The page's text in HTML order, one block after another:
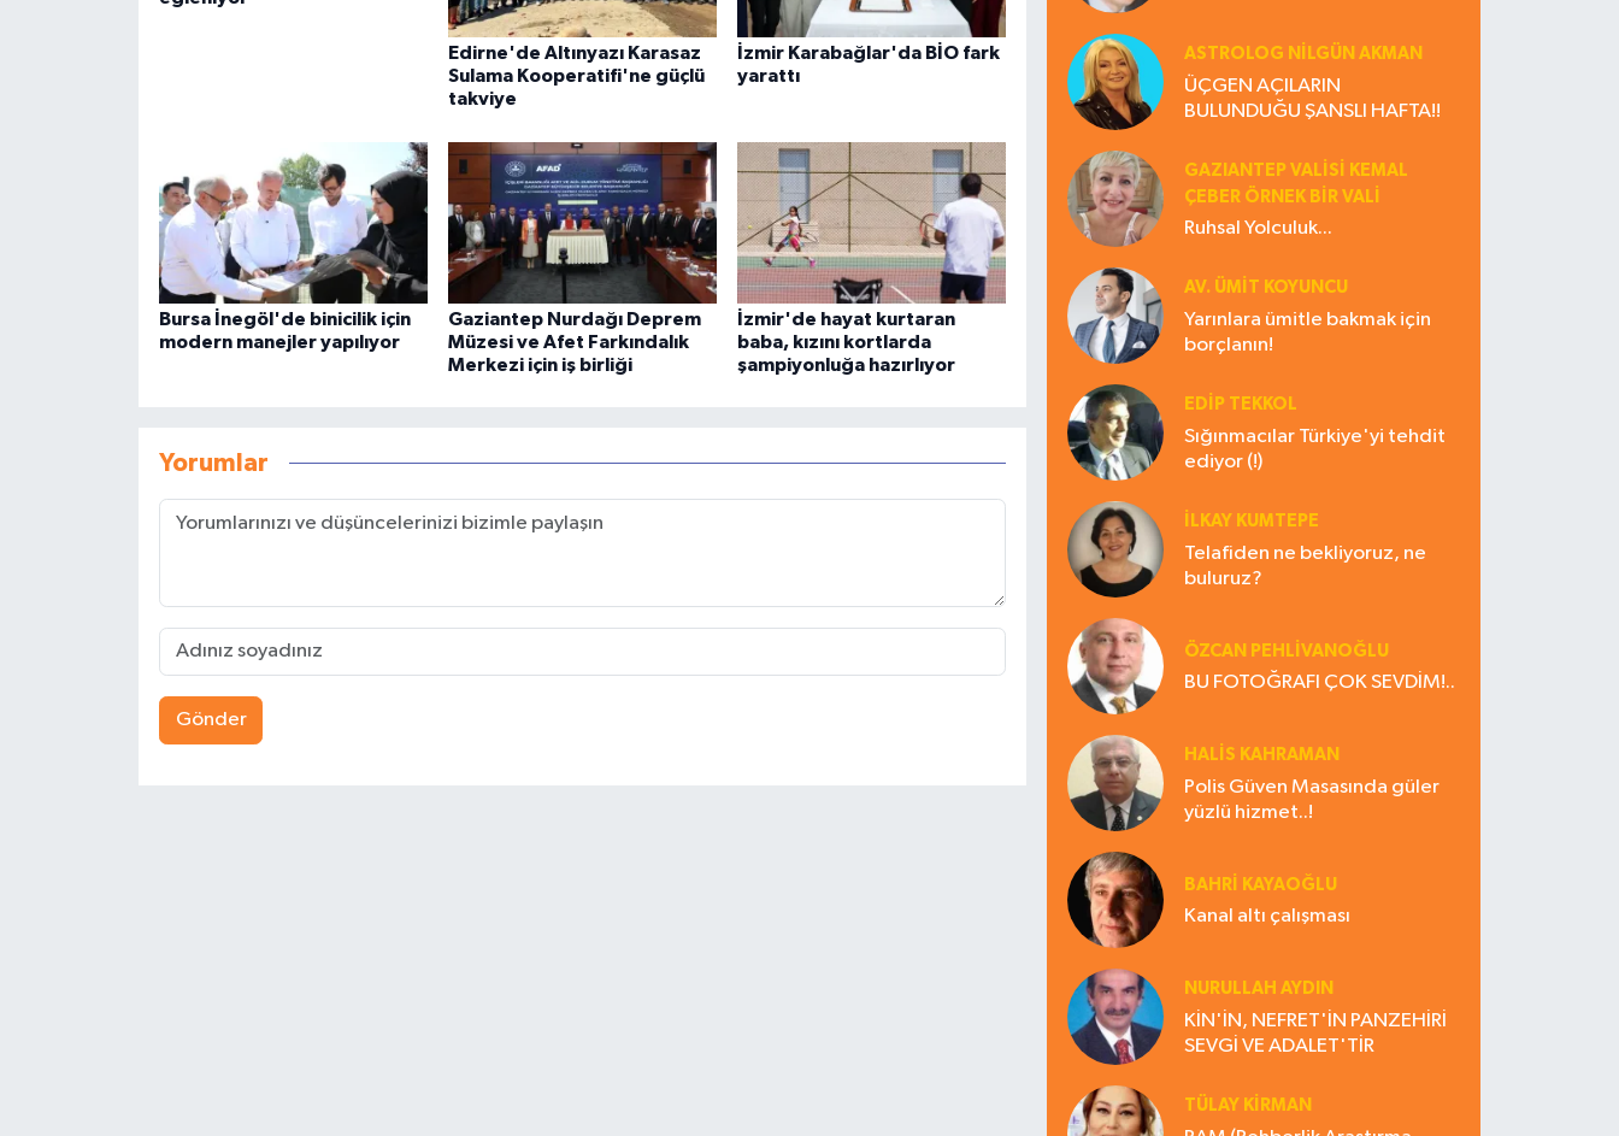
Edirne'de Altınyazı Karasaz
Sulama Kooperatifi'ne güçlü
takviye
İzmir Karabağlar'da BİO fark
yarattı
Bursa İnegöl'de binicilik için
modern manejler yapılıyor
Gaziantep Nurdağı Deprem
Müzesi ve Afet Farkındalık
Merkezi için iş birliği
İzmir'de hayat kurtaran
baba, kızını kortlarda
şampiyonluğa hazırlıyor
Yorumlar
Gönder
ASTROLOG NILGÜN AKMAN
ÜÇGEN AÇILARIN
BULUNDUĞU ŞANSLI HAFTA!!
GAZIANTEP VALISI KEMAL
ÇEBER ÖRNEK BİR VALİ
Ruhsal Yolculuk...
AV. ÜMIT KOYUNCU
Yarınlara ümitle bakmak için
borçlanın!
EDIP TEKKOL
Sığınmacılar Türkiye'yi tehdit
ediyor (!)
İLKAY KUMTEPE
Telafiden ne bekliyoruz, ne
buluruz?
ÖZCAN PEHLİVANOĞLU
BU FOTOĞRAFI ÇOK SEVDİM!..
HALIS KAHRAMAN
Polis Güven Masasında güler
yüzlü hizmet..!
BAHRI KAYAOĞLU
Kanal altı çalışması
NURULLAH AYDIN
KİN'İN, NEFRET'İN PANZEHİRİ
SEVGİ VE ADALET'TİR
TÜLAY KİRMAN